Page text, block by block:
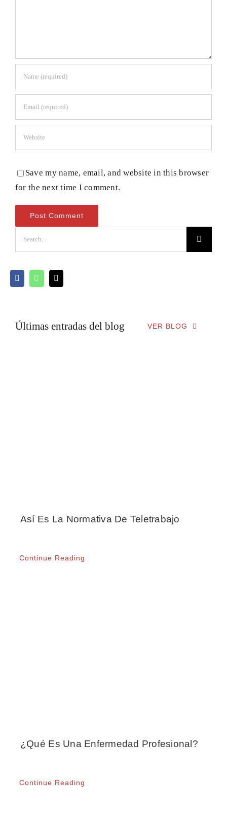
Save my name, email, and website in this browser
for the next time I comment.
Últimas entradas del blog VER BLOG
Así Es La Normativa De Teletrabajo
Continue Reading
¿Qué Es Una Enfermedad Profesional?
Continue Reading